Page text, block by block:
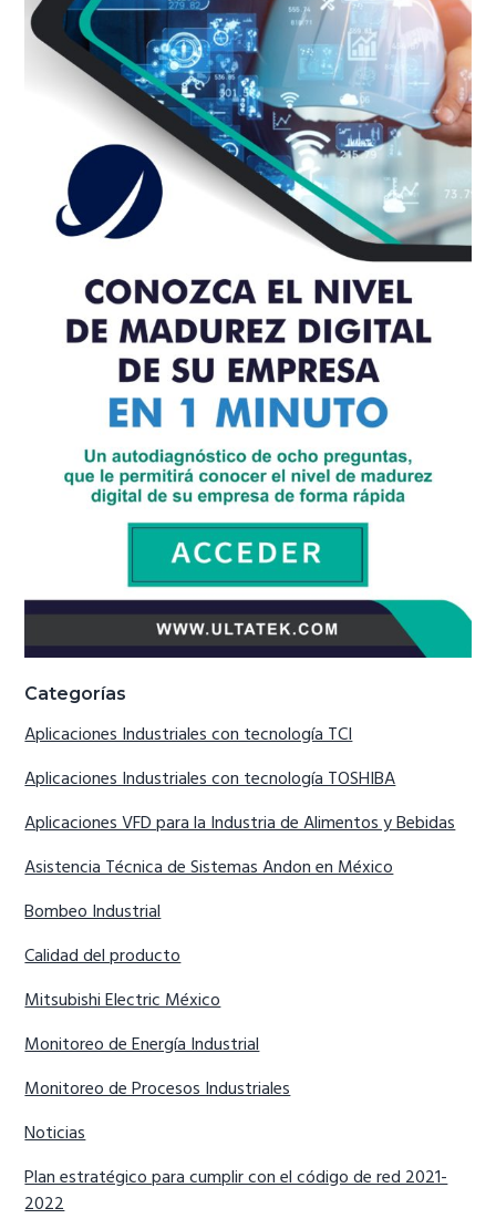
Categorías
Aplicaciones Industriales con tecnología TCI
Aplicaciones Industriales con tecnología TOSHIBA
Aplicaciones VFD para la Industria de Alimentos y Bebidas
Asistencia Técnica de Sistemas Andon en México
Bombeo Industrial
Calidad del producto
Mitsubishi Electric México
Monitoreo de Energía Industrial
Monitoreo de Procesos Industriales
Noticias
Plan estratégico para cumplir con el código de red 2021-
2022